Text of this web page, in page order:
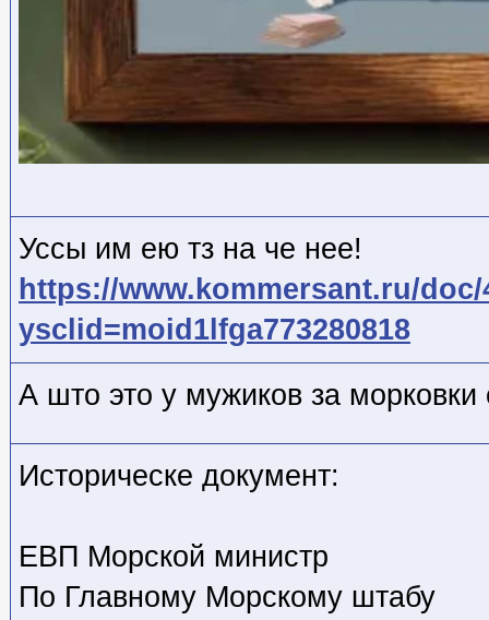
Уссы им ею тз на че нее!
https://www.kommersant.ru/doc/
ysclid=moid1lfga773280818
А што это у мужиков за морковки
Историческе документ:
ЕВП Морской министр
По Главному Морскому штабу